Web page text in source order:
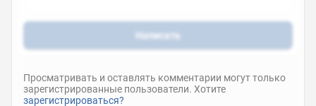
Написать
Просматривать и оставлять комментарии могут только
зарегистрированные пользователи. Хотите
зарегистрироваться?